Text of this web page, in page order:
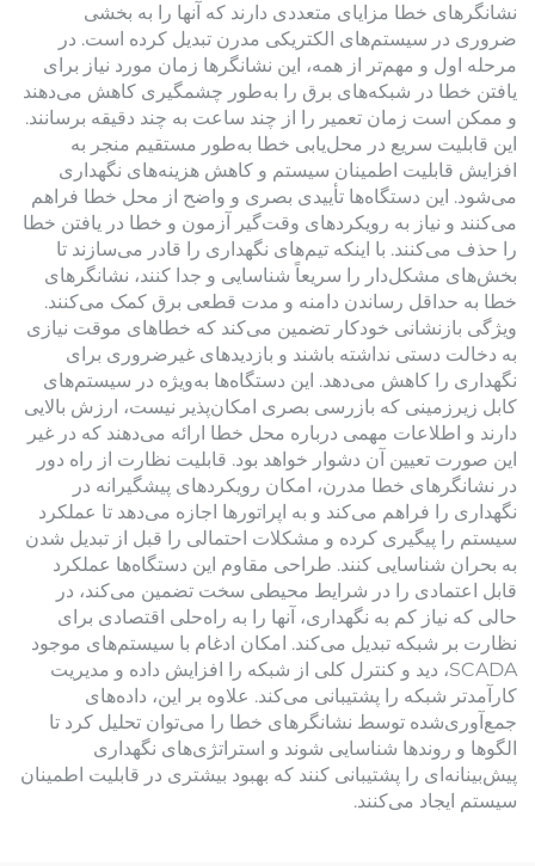
نشانگرهای خطا مزایای متعددی دارند که آنها را به بخشی
ضروری در سیستم‌های الکتریکی مدرن تبدیل کرده است. در
مرحله اول و مهم‌تر از همه، این نشانگرها زمان مورد نیاز برای
یافتن خطا در شبکه‌های برق را به‌طور چشمگیری کاهش می‌دهند
و ممکن است زمان تعمیر را از چند ساعت به چند دقیقه برسانند.
این قابلیت سریع در محل‌یابی خطا به‌طور مستقیم منجر به
افزایش قابلیت اطمینان سیستم و کاهش هزینه‌های نگهداری
می‌شود. این دستگاه‌ها تأییدی بصری و واضح از محل خطا فراهم
می‌کنند و نیاز به رویکردهای وقت‌گیر آزمون و خطا در یافتن خطا
را حذف می‌کنند. با اینکه تیم‌های نگهداری را قادر می‌سازند تا
بخش‌های مشکل‌دار را سریعاً شناسایی و جدا کنند، نشانگرهای
خطا به حداقل رساندن دامنه و مدت قطعی برق کمک می‌کنند.
ویژگی بازنشانی خودکار تضمین می‌کند که خطاهای موقت نیازی
به دخالت دستی نداشته باشند و بازدیدهای غیرضروری برای
نگهداری را کاهش می‌دهد. این دستگاه‌ها به‌ویژه در سیستم‌های
کابل زیرزمینی که بازرسی بصری امکان‌پذیر نیست، ارزش بالایی
دارند و اطلاعات مهمی درباره محل خطا ارائه می‌دهند که در غیر
این صورت تعیین آن دشوار خواهد بود. قابلیت نظارت از راه دور
در نشانگرهای خطا مدرن، امکان رویکردهای پیشگیرانه در
نگهداری را فراهم می‌کند و به اپراتورها اجازه می‌دهد تا عملکرد
سیستم را پیگیری کرده و مشکلات احتمالی را قبل از تبدیل شدن
به بحران شناسایی کنند. طراحی مقاوم این دستگاه‌ها عملکرد
قابل اعتمادی را در شرایط محیطی سخت تضمین می‌کند، در
حالی که نیاز کم به نگهداری، آنها را به راه‌حلی اقتصادی برای
نظارت بر شبکه تبدیل می‌کند. امکان ادغام با سیستم‌های موجود
SCADA، دید و کنترل کلی از شبکه را افزایش داده و مدیریت
کارآمدتر شبکه را پشتیبانی می‌کند. علاوه بر این، داده‌های
جمع‌آوری‌شده توسط نشانگرهای خطا را می‌توان تحلیل کرد تا
الگوها و روندها شناسایی شوند و استراتژی‌های نگهداری
پیش‌بینانه‌ای را پشتیبانی کنند که بهبود بیشتری در قابلیت اطمینان
سیستم ایجاد می‌کنند.